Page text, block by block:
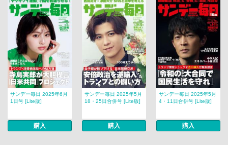
サンデー毎日 2025年6月
1日号 [Lite版]
購入
サンデー毎日 2025年5月
18・25日合併号 [Lite版]
購入
サンデー毎日 2025年5月
4・11日合併号 [Lite版]
購入